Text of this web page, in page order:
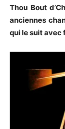
Thou Bout
anciennes
qui le suit avec